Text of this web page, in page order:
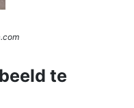
te